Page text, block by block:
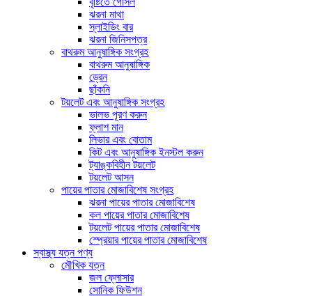
ঝরনা মাথা
স্লাইডিং বার
ঝরনা জিনিসপত্র
বাথরুম আনুষাঙ্গিক সংগ্রহ
বাথরুম আনুষাঙ্গিক
ড্রেন
ছাঁকনি
টয়লেট এবং আনুষাঙ্গিক সংগ্রহ
ভালভ পূরণ করুন
ফ্লাশ মান
লিভার এবং বোতাম
কিট এবং আনুষাঙ্গিক ইনস্টল করুন
ট্যাঙ্কবিহীন টয়লেট
টয়লেট আসন
পায়ের পাতার মোজাবিশেষ সংগ্রহ
ঝরনা পায়ের পাতার মোজাবিশেষ
কল পায়ের পাতার মোজাবিশেষ
টয়লেট পায়ের পাতার মোজাবিশেষ
স্প্রেয়ার পায়ের পাতার মোজাবিশেষ
স্বাস্থ্য যত্ন পণ্য
মৌখিক যত্ন
জল ফ্লোসার
সোনিক ফিউশন